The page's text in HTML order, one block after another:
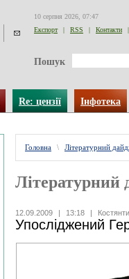
10 серпня 2026, 07:47
Експорт
| RSS | Контакти |
Пошук
Re: цензії Інфотека
Головна \ Літературний
Літературний
12.09.2009 | 13:18 |
Упосліджений